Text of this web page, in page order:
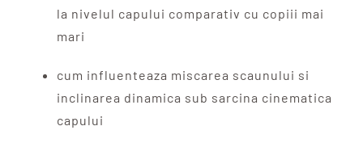
la nivelul capului comparativ cu copiii mai
mari
cum influenteaza miscarea scaunului si
inclinarea dinamica sub sarcina cinematica
capului